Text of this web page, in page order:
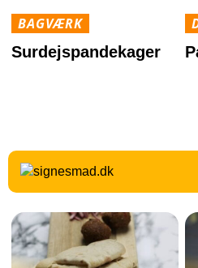
BAGVÆRK
Surdejspandekager